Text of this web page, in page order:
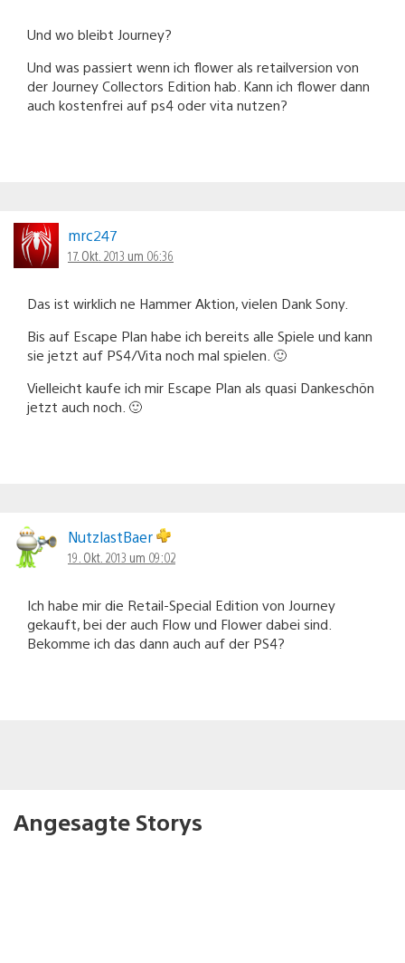
Und wo bleibt Journey?
Und was passiert wenn ich flower als retailversion von
der Journey Collectors Edition hab. Kann ich flower dann
auch kostenfrei auf ps4 oder vita nutzen?
mrc247
17. Okt. 2013 um 06:36
Das ist wirklich ne Hammer Aktion, vielen Dank Sony.
Bis auf Escape Plan habe ich bereits alle Spiele und kann
sie jetzt auf PS4/Vita noch mal spielen. 🙂
Vielleicht kaufe ich mir Escape Plan als quasi Dankeschön
jetzt auch noch. 🙂
NutzlastBaer
19. Okt. 2013 um 09:02
Ich habe mir die Retail-Special Edition von Journey
gekauft, bei der auch Flow und Flower dabei sind.
Bekomme ich das dann auch auf der PS4?
Angesagte Storys